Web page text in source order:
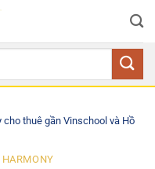
thuê gần Vinschool và Hồ